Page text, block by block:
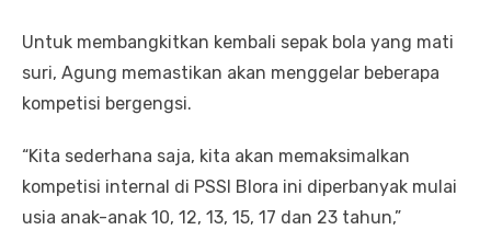
Untuk membangkitkan kembali sepak bola yang mati
suri, Agung memastikan akan menggelar beberapa
kompetisi bergengsi.
“Kita sederhana saja, kita akan memaksimalkan
kompetisi internal di PSSI Blora ini diperbanyak mulai
usia anak-anak 10, 12, 13, 15, 17 dan 23 tahun,”